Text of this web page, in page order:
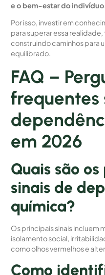
e o bem-estar do
Por isso, investir em
para superar essa
construindo caminhos para
equilibrado.
FAQ –
frequentes
em 2026
Quais são
sinais de
química?
Os principais sinais incluem
isolamento social,
como olhos vermelhos e
Como